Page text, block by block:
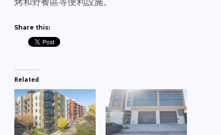
Share this:
Related